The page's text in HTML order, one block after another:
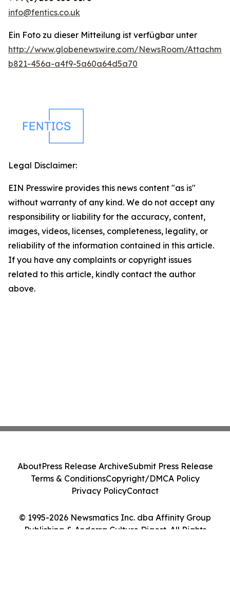
info@fentics.co.uk
Ein Foto zu dieser Mitteilung ist verfügbar unter
http://www.globenewswire.com/NewsRoom/
b821-456a-a4f9-5a60a64d5a70
Legal Disclaimer:
EIN Presswire provides this news content "as is"
without warranty of any kind. We do not accept any
responsibility or liability for the accuracy, content,
images, videos, licenses, completeness, legality, or
reliability of the information contained in this article.
If you have any complaints or copyright issues
related to this article, kindly contact the author
above.
© 1995-2026 Newsmatics Inc. dba Affinity Group
Publishing & Andorra Culture Digest. All Rights
AboutPress Release ArchiveSubmit Press Release
Terms & ConditionsCopyright/DMCA Policy
Privacy PolicyContact